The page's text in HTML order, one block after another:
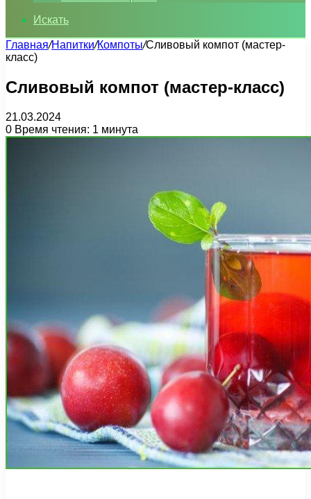
Искать
Главная/Напитки/Компоты/Сливовый компот (мастер-
класс)
Сливовый компот (мастер-класс)
21.03.2024
0 Время чтения: 1 минута